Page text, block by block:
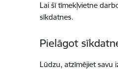
Lai šī tīmekļvietne
sīkdatnes.
Pielāgot
Lūdzu, atzīmējiet savu